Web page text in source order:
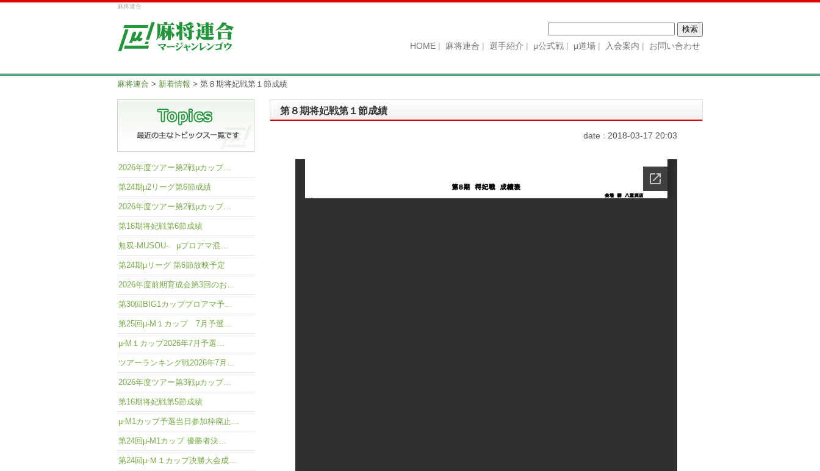
麻将連合
索:
HOME 麻将連合 選手紹介 μ公式戦 μ道場 入会案内 お問い合わせ
麻将連合 > 新着情報 > 第８期将妃戦第１節成績
第８期将妃戦第１節成績
date : 2018-03-17 20:03
2026年度ツアー第2戦μカップ…
第24期μ2リーグ第6節成績
2026年度ツアー第2戦μカップ…
第16期将妃戦第6節成績
無双-MUSOU- μプロアマ混…
第24期μリーグ 第6節放映予定
2026年度前期育成会第3回のお…
第30回BIG1カッププロアマ予…
第25回μ-M１カップ 7月予選…
μ-M１カップ2026年7月予選…
ツアーランキング戦2026年7月…
2026年度ツアー第3戦μカップ…
第16期将妃戦第5節成績
μ-M1カップ予選当日参加枠廃止…
第24回μ-M1カップ 優勝者決…
第24回μ-Ｍ１カップ決勝大会成…